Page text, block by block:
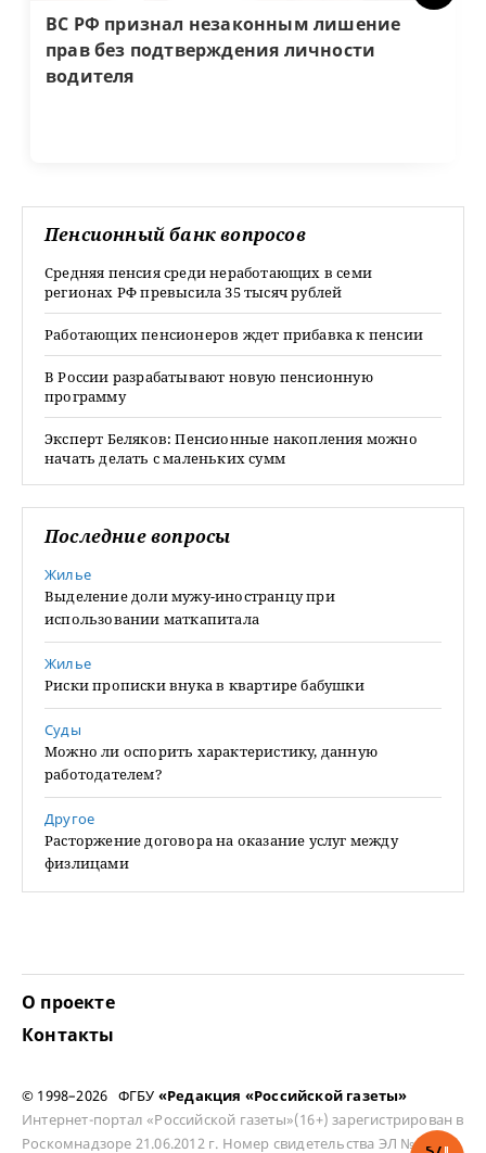
ВС РФ признал незаконным лишение
прав без подтверждения личности
водителя
Пенсионный банк вопросов
Средняя пенсия среди неработающих в семи
регионах РФ превысила 35 тысяч рублей
Работающих пенсионеров ждет прибавка к пенсии
В России разрабатывают новую пенсионную
программу
Эксперт Беляков: Пенсионные накопления можно
начать делать с маленьких сумм
Последние вопросы
Жилье
Выделение доли мужу-иностранцу при
использовании маткапитала
Жилье
Риски прописки внука в квартире бабушки
Суды
Можно ли оспорить характеристику, данную
работодателем?
Другое
Расторжение договора на оказание услуг между
физлицами
О проекте
Контакты
© 1998–2026 ФГБУ «Редакция «Российской газеты»
Интернет-портал «Российской газеты»(16+) зарегистрирован в
Роскомнадзоре 21.06.2012 г. Номер свидетельства ЭЛ № ФС 77